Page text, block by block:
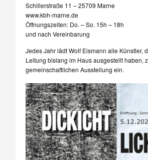
Schillerstraße 11 – 25709 Marne
www.kbh-marne.de
Öffnungszeiten: Do. – So. 15h – 18h
und nach Vereinbarung
Jedes Jahr lädt Wolf Eismann alle Künstler,
Leitung bislang im Haus ausgestellt haben,
gemeinschaftlichen Ausstellung ein.